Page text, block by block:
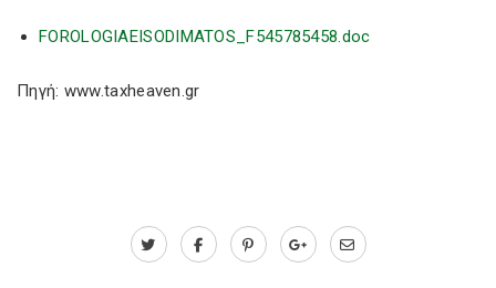
FOROLOGIAEISODIMATOS_F545785458.doc
Πηγή: www.taxheaven.gr